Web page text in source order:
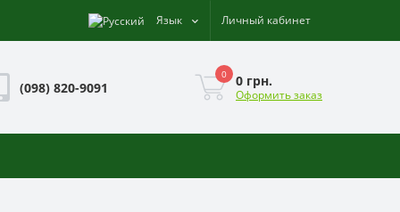
Язык Личный кабинет
(098) 820-9091
0 0 грн.
Оформить заказ